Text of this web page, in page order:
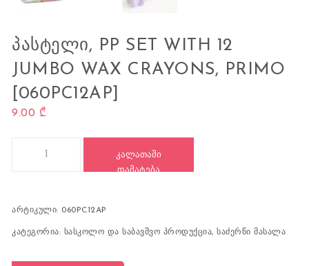
ᲞᲐᲡᲢᲔᲚᲘ, PP SET WITH 12
JUMBO WAX CRAYONS, PRIMO
[060PC12AP]
9.00 ₾
ᲙᲐᲚᲐᲗᲐᲨᲘ
ᲓᲐᲛᲐᲢᲔᲑᲐ
არტიკული: 060PC12AP
კატეგორია: სასკოლო და საბავშვო პროდუქცია,საძერწი მასალა